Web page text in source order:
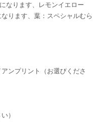
ります、レモンイエロー
ます、葉：スペシャルむら
ンプリント（お選びくださ
）